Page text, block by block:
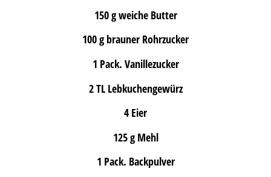
150 g weiche Butter
100 g brauner Rohrzucker
1 Pack. Vanillezucker
2 TL Lebkuchengewürz
4 Eier
125 g Mehl
1 Pack. Backpulver